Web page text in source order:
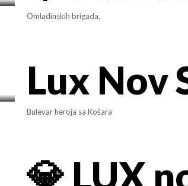
Omladinskih brigada,
Bulevar heroja sa Košara